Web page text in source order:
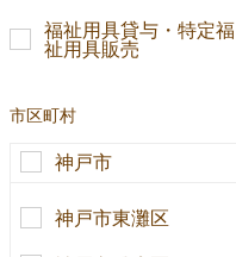
福祉用具貸与・特定福
祉用具販売
市区町村
神戸市
神戸市東灘区